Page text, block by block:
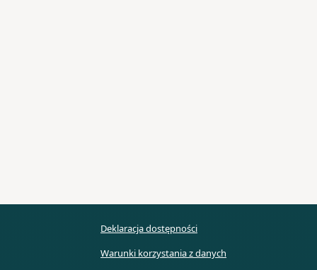
Deklaracja dostępności
Warunki korzystania z danych